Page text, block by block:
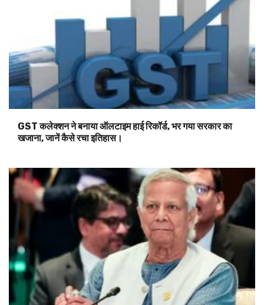
GST कलेक्शन ने बनाया ऑलटाइम हाई रिकॉर्ड, भर गया सरकार का
खजाना, जानें कैसे रचा इतिहास।